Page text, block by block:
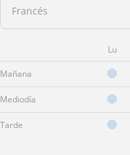
Francés
Lu
Mañana
Mediodía
Tarde